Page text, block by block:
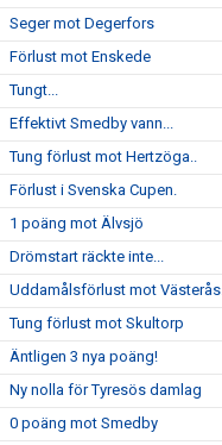
Seger mot Degerfors
Förlust mot Enskede
Tungt...
Effektivt Smedby vann...
Tung förlust mot Hertzöga..
Förlust i Svenska Cupen.
1 poäng mot Älvsjö
Drömstart räckte inte...
Uddamålsförlust mot Västerås..
Tung förlust mot Skultorp
Äntligen 3 nya poäng!
Ny nolla för Tyresös damlag
0 poäng mot Smedby